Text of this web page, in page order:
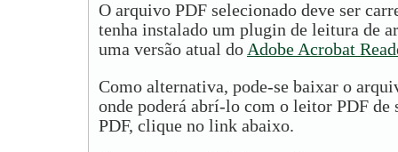
O arquivo PDF selecionado deve ser
tenha instalado um plugin de leitura de
uma versão atual do Adobe Acrobat
Como alternativa, pode-se baixar o
onde poderá abrí-lo com o leitor PDF de
PDF, clique no link abaixo.